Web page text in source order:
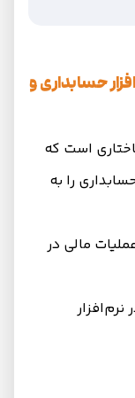
حسابداری و
است که
را به
مالی در